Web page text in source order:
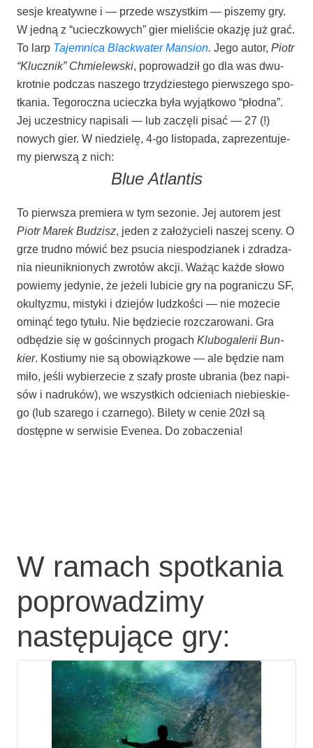
sesje kre­atyw­ne i — przede wszyst­kim — pisze­my gry.
W jed­ną z “uciecz­ko­wych” gier mie­li­ście oka­zję już grać.
To larp Tajem­ni­ca Blac­kwa­ter Man­sion Jego autor, Piotr
“Klucz­nik” Chmie­lew­ski , popro­wa­dził go dla was dwu­
krot­nie pod­czas nasze­go trzy­dzie­ste­go pierw­sze­go spo­
tka­nia. Tego­rocz­na uciecz­ka była wyjąt­ko­wo “płod­na”.
Jej uczest­ni­cy napi­sa­li — lub zaczę­li pisać — 27 (!)
nowych gier. W nie­dzie­lę, 4‑go listo­pa­da, zapre­zen­tu­je­
my pierw­szą z nich:
Blue Atlan­tis
To pierw­sza pre­mie­ra w tym sezo­nie. Jej auto­rem jest
Piotr Marek Budzisz , jeden z zało­ży­cie­li naszej sce­ny. O
grze trud­no mówić bez psu­cia nie­spo­dzia­nek i zdra­dza­
nia nie­unik­nio­nych zwro­tów akcji. Ważąc każ­de sło­wo
powie­my jedy­nie, że jeże­li lubi­cie gry na pogra­ni­czu SF,
okul­ty­zmu, misty­ki i dzie­jów ludz­ko­ści — nie może­cie
omi­nąć tego tytu­łu. Nie będzie­cie roz­cza­ro­wa­ni. Gra
odbę­dzie się w gościn­nych pro­gach Klu­bo­ga­le­rii Bun­
kier. Kostiu­my nie są obo­wiąz­ko­we — ale będzie nam
miło, jeśli wybie­rze­cie z sza­fy pro­ste ubra­nia (bez napi­
sów i nadru­ków), we wszyst­kich odcie­niach nie­bie­skie­
go (lub sza­re­go i czar­ne­go). Bile­ty w cenie 20zł są
dostęp­ne w ser­wi­sie Eve­nea. Do zobaczenia!
W ramach spotkania
poprowadzimy
następujące gry: